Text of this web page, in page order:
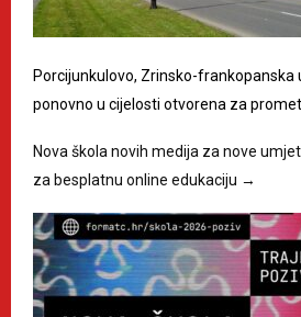
Porcijunkulovo, Zrinsko-frankopanska
ponovno u cijelosti otvorena za
Nova škola novih medija za nove
za besplatnu online edukaciju →